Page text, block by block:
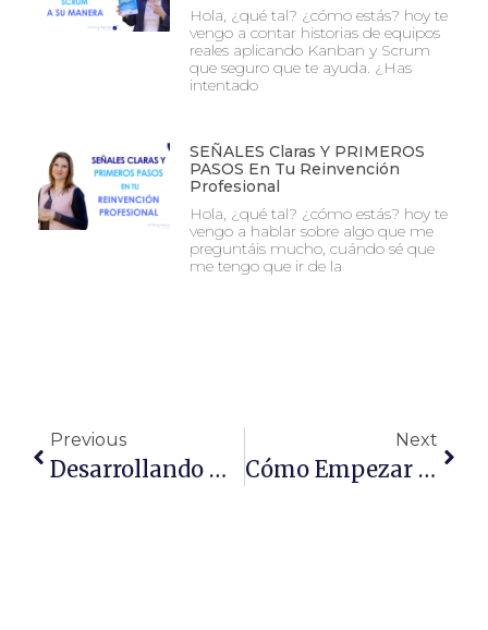
Hola, ¿qué tal? ¿cómo estás? hoy te
vengo a contar historias de equipos
reales aplicando Kanban y Scrum
que seguro que te ayuda. ¿Has
intentado
SEÑALES Claras Y PRIMEROS
PASOS En Tu Reinvención
Profesional
Hola, ¿qué tal? ¿cómo estás? hoy te
vengo a hablar sobre algo que me
preguntáis mucho, cuándo sé que
me tengo que ir de la
Previous
Desarrollando Mis HABILIDADES Soft
Next
Cómo Empezar A Aplicar SCRUM En Una Organización